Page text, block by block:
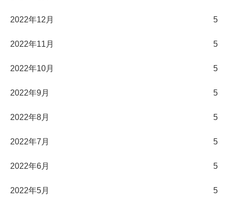
2022年12月 5
2022年11月 5
2022年10月 5
2022年9月 5
2022年8月 5
2022年7月 5
2022年6月 5
2022年5月 5